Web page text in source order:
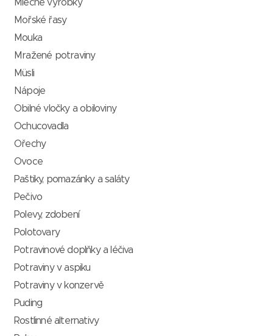
Mléčné výrobky
Mořské řasy
Mouka
Mražené potraviny
Müsli
Nápoje
Obilné vločky a obiloviny
Ochucovadla
Ořechy
Ovoce
Paštiky, pomazánky a saláty
Pečivo
Polevy, zdobení
Polotovary
Potravinové doplňky a léčiva
Potraviny v aspiku
Potraviny v konzervě
Puding
Rostlinné alternativy